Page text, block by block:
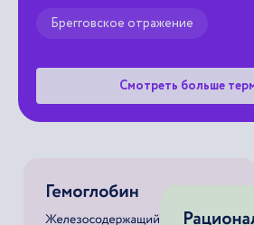
Брегговское отражение
Смотреть больше